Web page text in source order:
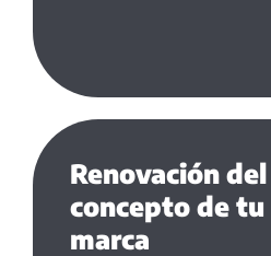
Renovación del
concepto de tu
marca